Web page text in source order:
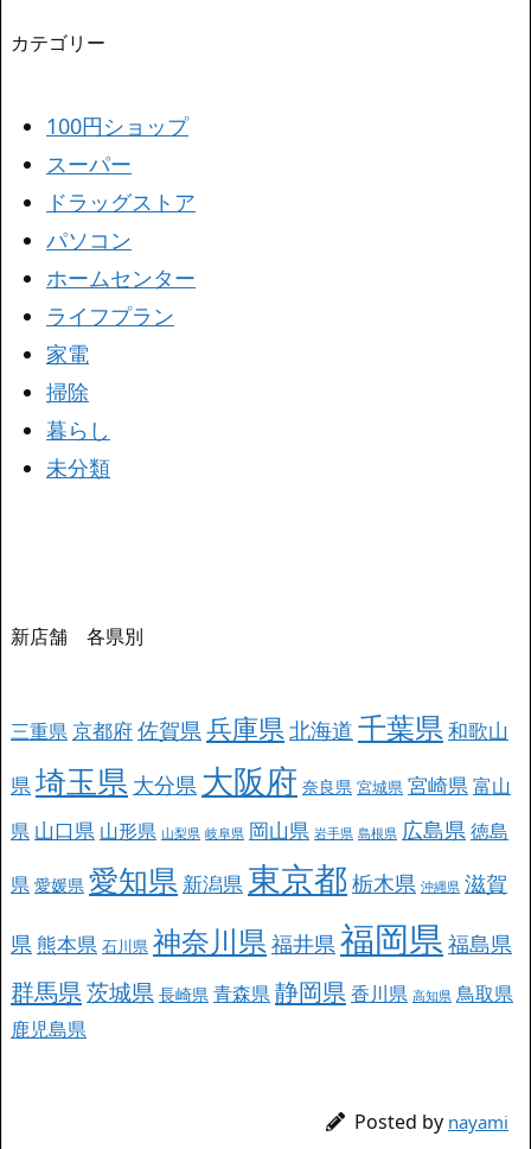
カテゴリー
100円ショップ
スーパー
ドラッグストア
パソコン
ホームセンター
ライフプラン
家電
掃除
暮らし
未分類
新店舗 各県別
三重県京都府佐賀県 兵庫県北海道 千葉県 和歌山
県 埼玉県 大分県 大阪府 奈良県 宮城県 宮崎県 富山
県 山口県 山形県 山梨県 岐阜県 岡山県 岩手県 島根県 広島県 徳島
県 愛媛県 愛知県 新潟県 東京都 栃木県 沖縄県 滋賀
県 熊本県 石川県 神奈川県 福井県 福岡県福島県
群馬県茨城県 長崎県 青森県静岡県 香川県 高知県 鳥取県
鹿児島県
Posted by nayami